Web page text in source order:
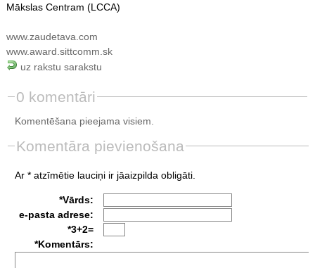
Mākslas Centram (LCCA)
www.zaudetava.com
www.award.sittcomm.sk
uz rakstu sarakstu
0 komentāri
Komentēšana pieejama visiem.
Komentāra pievienošana
Ar * atzīmētie lauciņi ir jāaizpilda obligāti.
*Vārds:
e-pasta adrese:
*3+2=
*Komentārs: